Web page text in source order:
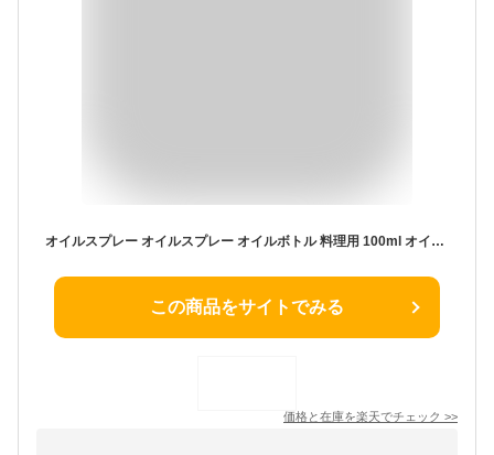
オイルスプレー オイルスプレー オイルボトル 料理用 100ml オイルミスト 霧吹き ガラス ステンレス製 目盛り付き油/醤油/酢適用 調味料ボトル ガラス製 目盛り付き サラダオイル オリーブオイル 醤油 酢適用 家庭用
この商品をサイトでみる
価格と在庫を楽天でチェック >>